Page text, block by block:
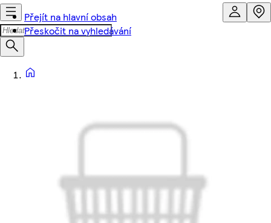
Přejít na hlavní obsah
Přeskočit na vyhledávání